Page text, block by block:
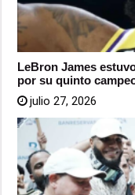
LeBron James
por su quinto
julio 27, 2026